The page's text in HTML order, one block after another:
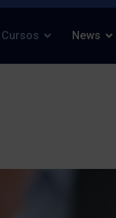
Cursos News